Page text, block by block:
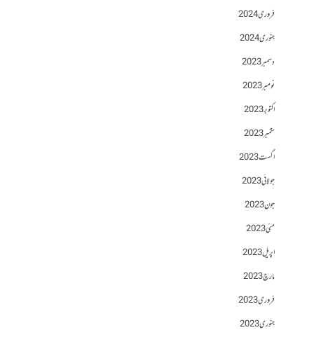
فروری 2024
جنوری 2024
دسمبر 2023
نومبر 2023
اکتوبر 2023
ستمبر 2023
اگست 2023
جولائی 2023
جون 2023
مئی 2023
اپریل 2023
مارچ 2023
فروری 2023
جنوری 2023